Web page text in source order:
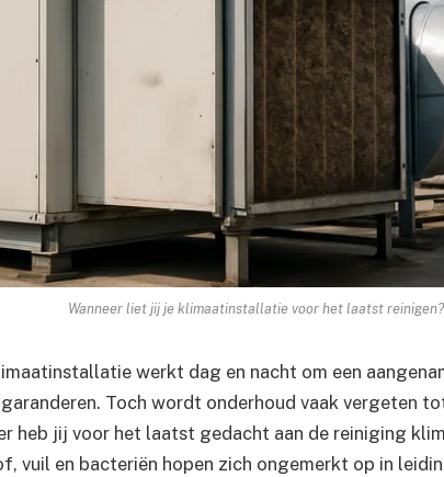
Wanneer liet jij je klimaatinstallatie voor het laatst reinigen?
werkt dag en nacht om een
Toch wordt onderhoud vaak vergeten
heb jij voor het laatst gedacht aan de reiniging
vuil en bacteriën hopen zich ongemerkt op in